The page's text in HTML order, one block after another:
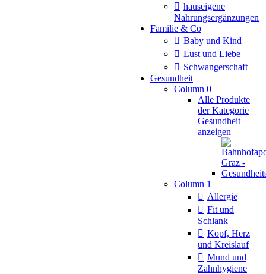
hauseigene
Nahrungsergänzungen
Familie & Co
Baby und Kind
Lust und Liebe
Schwangerschaft
Gesundheit
Column 0
Alle Produkte
der Kategorie
Gesundheit
anzeigen
Column 1
Allergie
Fit und
Schlank
Kopf, Herz
und Kreislauf
Mund und
Zahnhygiene